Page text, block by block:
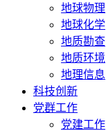
地球物理
地球化学
地质勘查
地质环境
地理信息
科技创新
党群工作
党建工作